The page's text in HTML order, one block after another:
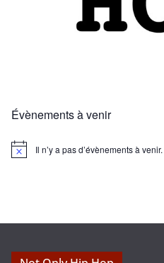
Évènements à venir
N
Il n’y a pas d’évènements à venir.